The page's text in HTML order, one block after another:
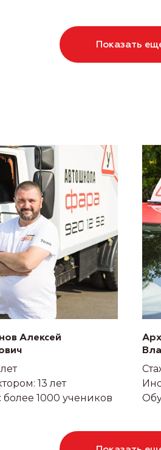
Показать
Алексей
13 лет
1000 учеников